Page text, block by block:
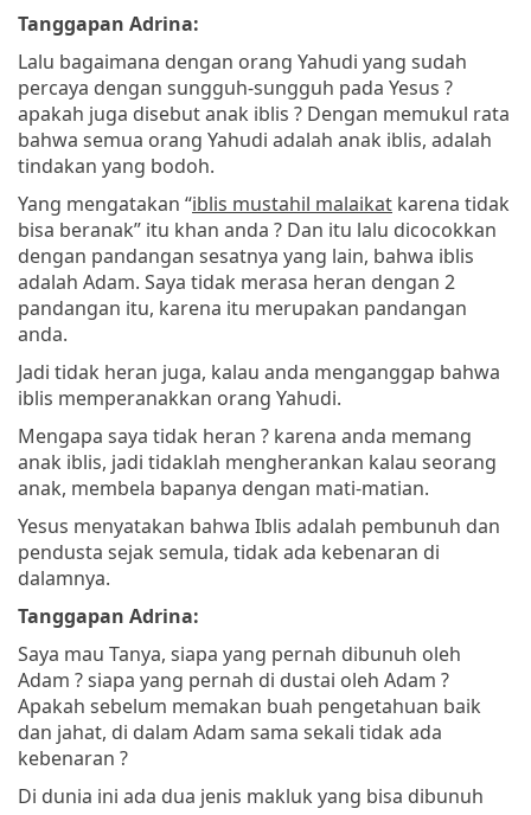
Tanggapan Adrina:
Lalu bagaimana dengan orang Yahudi yang sudah
percaya dengan sungguh-sungguh pada Yesus ?
apakah juga disebut anak iblis ? Dengan memukul rata
bahwa semua orang Yahudi adalah anak iblis, adalah
tindakan yang bodoh.
Yang mengatakan “iblis mustahil malaikat karena tidak
bisa beranak” itu khan anda ? Dan itu lalu dicocokkan
dengan pandangan sesatnya yang lain, bahwa iblis
adalah Adam. Saya tidak merasa heran dengan 2
pandangan itu, karena itu merupakan pandangan
anda.
Jadi tidak heran juga, kalau anda menganggap bahwa
iblis memperanakkan orang Yahudi.
Mengapa saya tidak heran ? karena anda memang
anak iblis, jadi tidaklah mengherankan kalau seorang
anak, membela bapanya dengan mati-matian.
Yesus menyatakan bahwa Iblis adalah pembunuh dan
pendusta sejak semula, tidak ada kebenaran di
dalamnya.
Tanggapan Adrina:
Saya mau Tanya, siapa yang pernah dibunuh oleh
Adam ? siapa yang pernah di dustai oleh Adam ?
Apakah sebelum memakan buah pengetahuan baik
dan jahat, di dalam Adam sama sekali tidak ada
kebenaran ?
Di dunia ini ada dua jenis makluk yang bisa dibunuh